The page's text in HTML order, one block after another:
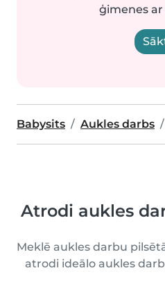
ģimenes
Babysits Aukles darbs
Atrodi aukles
Meklē aukles darbu
atrodi ideālo aukles